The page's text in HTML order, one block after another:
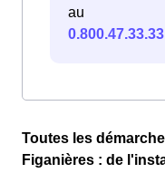
au
0.800.47.33.33
Toutes les
Figanières : de